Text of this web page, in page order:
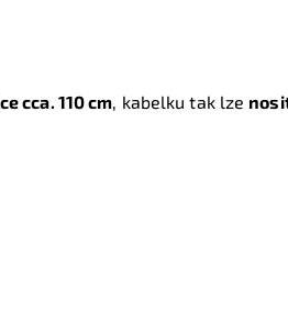
cca. 110 cm, kabelku tak lze